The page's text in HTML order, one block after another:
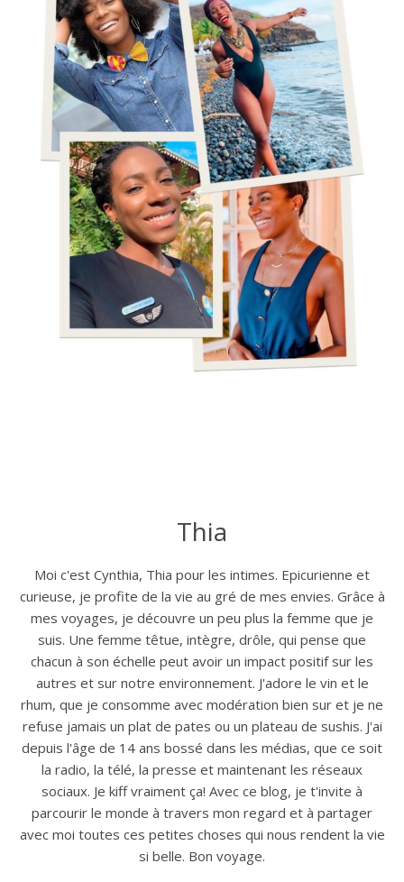
Thia
Moi c'est Cynthia, Thia pour les intimes. Epicurienne et
curieuse, je profite de la vie au gré de mes envies. Grâce à
mes voyages, je découvre un peu plus la femme que je
suis. Une femme têtue, intègre, drôle, qui pense que
chacun à son échelle peut avoir un impact positif sur les
autres et sur notre environnement. J'adore le vin et le
rhum, que je consomme avec modération bien sur et je ne
refuse jamais un plat de pates ou un plateau de sushis. J'ai
depuis l'âge de 14 ans bossé dans les médias, que ce soit
la radio, la télé, la presse et maintenant les réseaux
sociaux. Je kiff vraiment ça! Avec ce blog, je t'invite à
parcourir le monde à travers mon regard et à partager
avec moi toutes ces petites choses qui nous rendent la vie
si belle. Bon voyage.